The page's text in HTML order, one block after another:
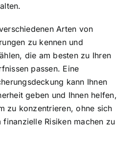
Arten von
zu kennen und
die am besten zu Ihren
passen. Eine
kann Ihnen
geben und Ihnen helfen,
zu konzentrieren, ohne sich
finanzielle Risiken machen zu